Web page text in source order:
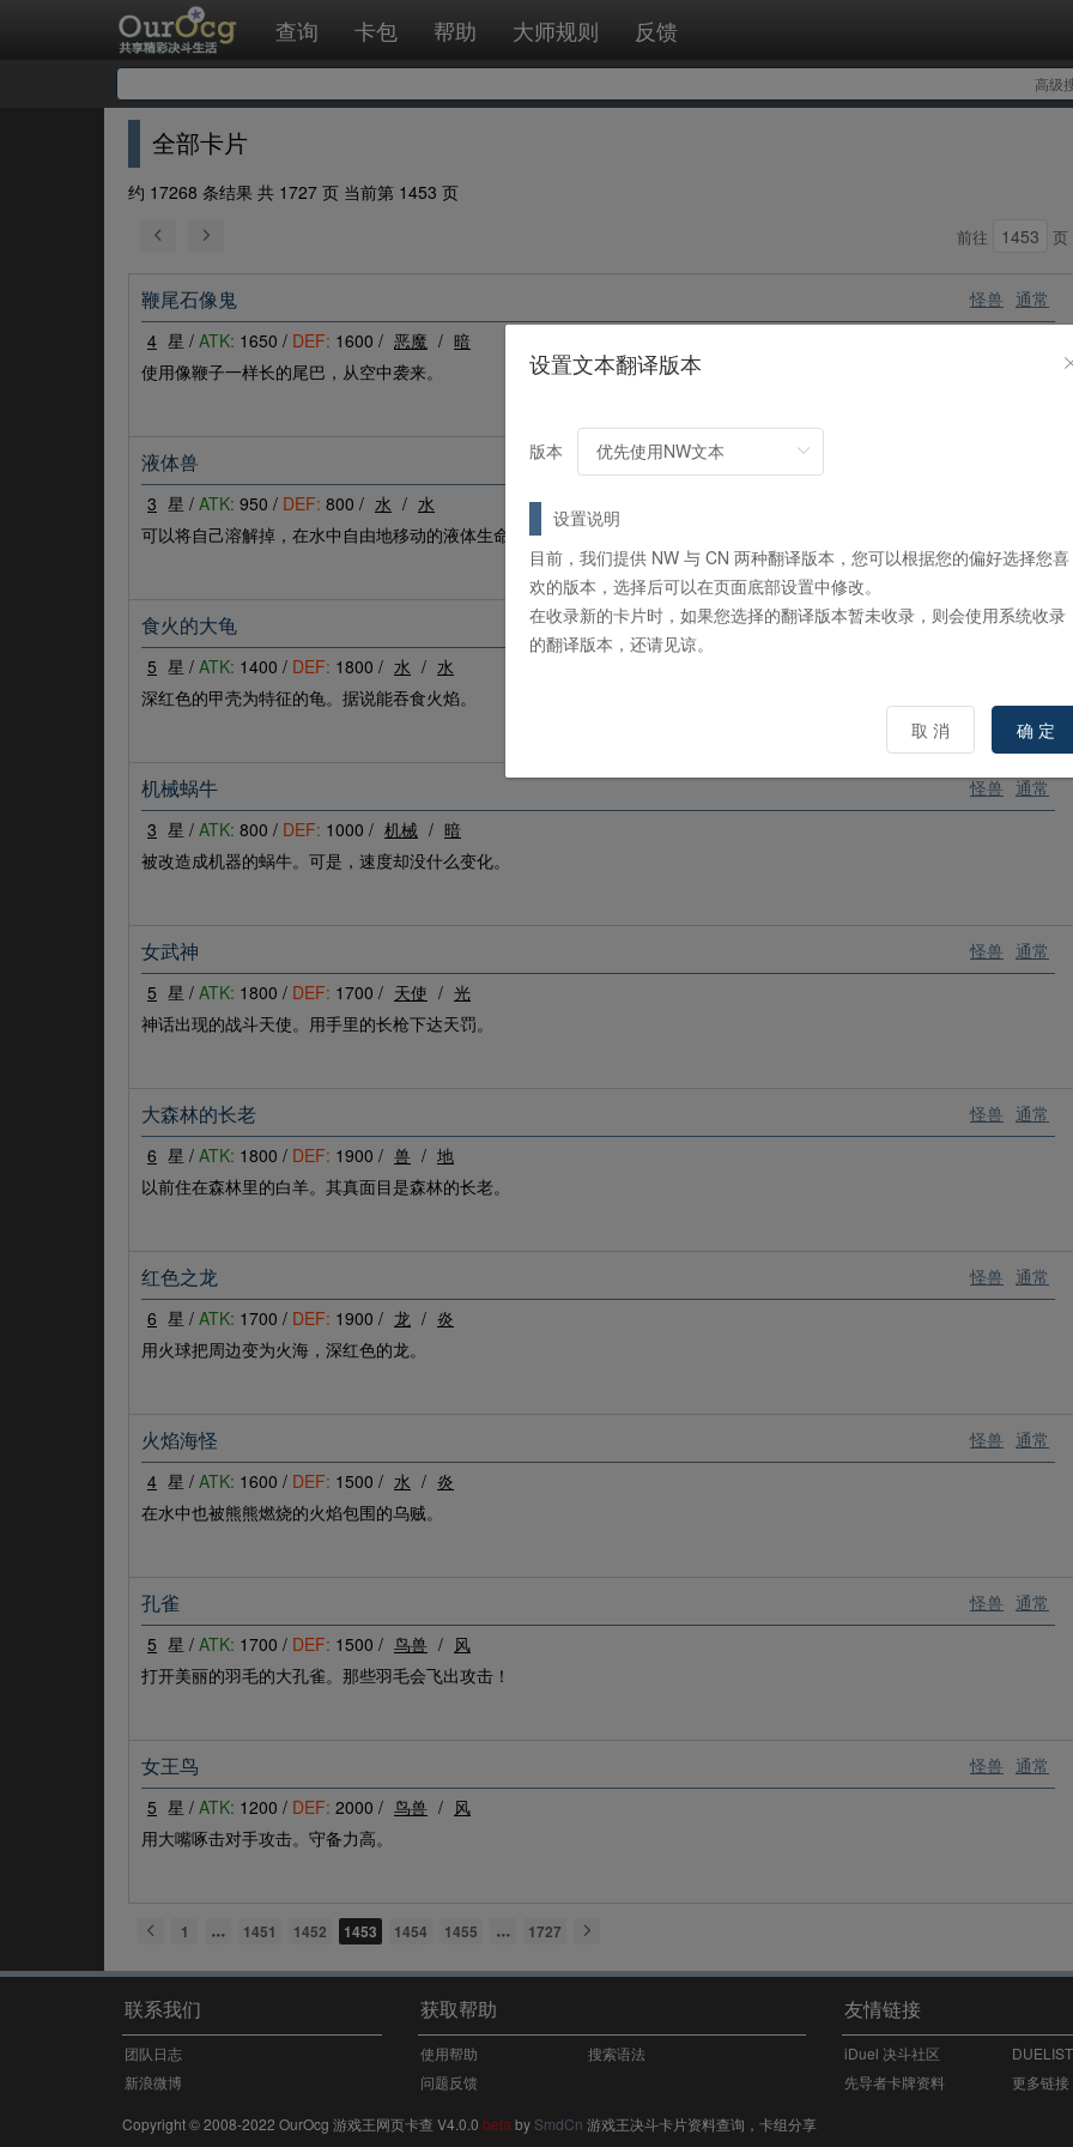
查询 卡包 帮助 大师规则 反馈
高级
全部卡片
约 17268 条结果 共 1727 页 当前第 1453 页
前往 页
怪兽 通常
鞭尾石像鬼
4 星 / ATK: 1650 / DEF: 1600 / 恶魔 / 暗
使用像鞭子一样长的尾巴，从空中袭来。
液体兽
3 星 / ATK: 950 / DEF: 800 / 水 / 水
可以将自己溶解掉，在水中自由地移动的液体生命体。
怪兽 通常
食火的大龟
5 星 / ATK: 1400 / DEF: 1800 / 水 / 水
深红色的甲壳为特征的龟。据说能吞食火焰。
怪兽 通常
机械蜗牛
3 星 / ATK: 800 / DEF: 1000 / 机械 / 暗
被改造成机器的蜗牛。可是，速度却没什么变化。
怪兽 通常
女武神
5 星 / ATK: 1800 / DEF: 1700 / 天使 / 光
神话出现的战斗天使。用手里的长枪下达天罚。
怪兽 通常
大森林的长老
6 星 / ATK: 1800 / DEF: 1900 / 兽 / 地
以前住在森林里的白羊。其真面目是森林的长老。
怪兽 通常
红色之龙
6 星 / ATK: 1700 / DEF: 1900 / 龙 / 炎
用火球把周边变为火海，深红色的龙。
怪兽 通常
火焰海怪
4 星 / ATK: 1600 / DEF: 1500 / 水 / 炎
在水中也被熊熊燃烧的火焰包围的乌贼。
怪兽 通常
孔雀
5 星 / ATK: 1700 / DEF: 1500 / 鸟兽 / 风
打开美丽的羽毛的大孔雀。那些羽毛会飞出攻击！
怪兽 通常
女王鸟
5 星 / ATK: 1200 / DEF: 2000 / 鸟兽 / 风
用大嘴啄击对手攻击。守备力高。
1 1451 1452 1453 1454 1455 1727
联系我们
团队日志
新浪微博
获取帮助
使用帮助
搜索语法
问题反馈
友情链接
iDuel 决斗社区
先导者卡牌资料
更多链接
Copyright © 2008-2022 OurOcg 游戏王网页卡查 V4.0.0 beta by SmdCn 游戏王决斗卡片资料查询，卡组分享
设置文本翻译版本
版本
设置说明
目前，我们提供 NW 与 CN 两种翻译版本，您可以根据您的偏好选择您喜
欢的版本，选择后可以在页面底部设置中修改。
在收录新的卡片时，如果您选择的翻译版本暂未收录，则会使用系统收录
的翻译版本，还请见谅。
取 消 确 定